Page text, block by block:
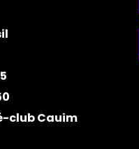
club Cauim